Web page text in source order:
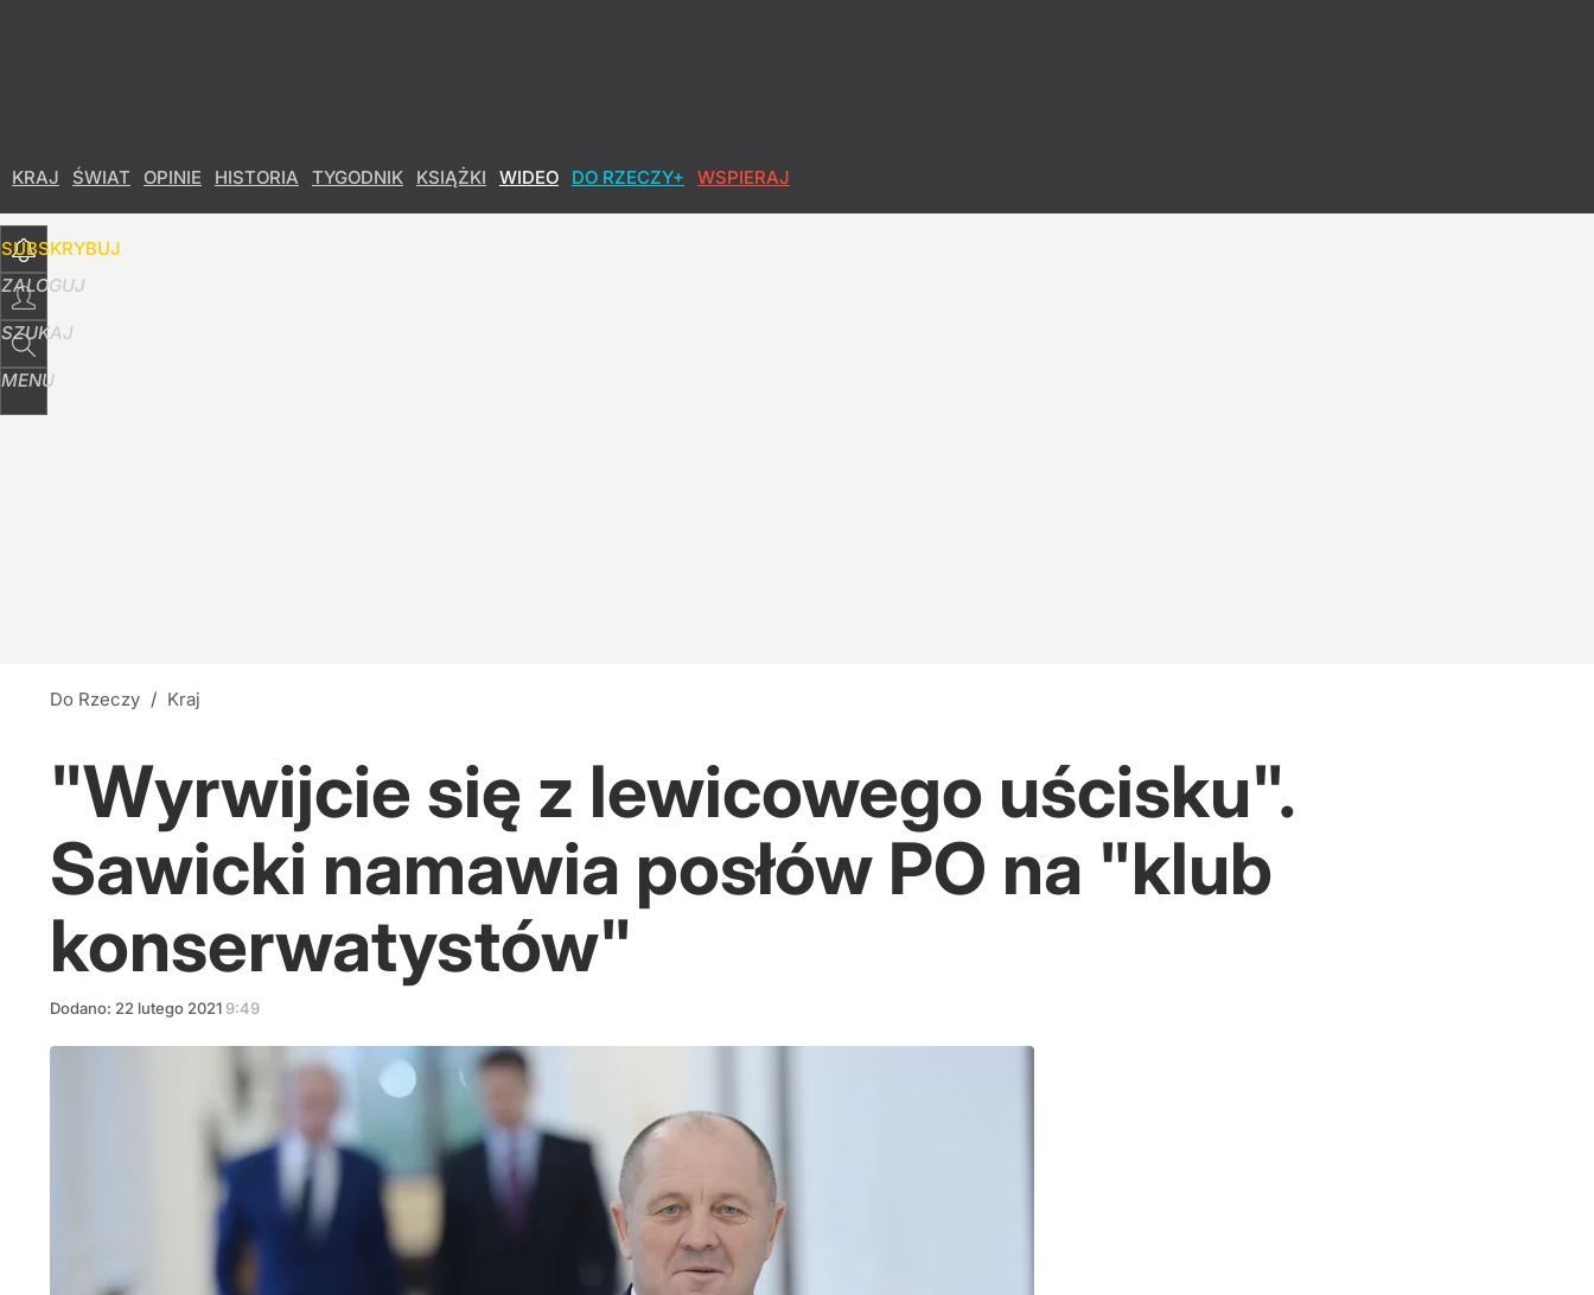
KRAJ ŚWIAT OPINIE HISTORIA TYGODNIK KSIĄŻKI WIDEO DO RZECZY+ WSPIERAJ
SUBSKRYBUJ
ZALOGUJ
SZUKAJ
MENU
Do Rzeczy / Kraj
"Wyrwijcie się z lewicowego uścisku".
Sawicki namawia posłów PO na "klub
konserwatystów"
Dodano: 22 lutego 2021 9:49